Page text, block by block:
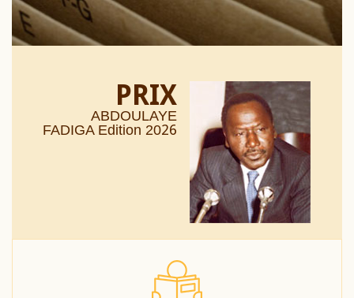
PRIX
ABDOULAYE
FADIGA Edition 2026